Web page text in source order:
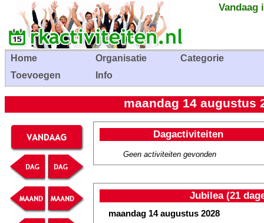
Vandaag
Home Organisatie
Categorie
Toevoegen
Info
maandag 14 augustus
Dagactiviteiten
Geen activiteiten gevonden
Jubilea (21
maandag 14 augustus 2028